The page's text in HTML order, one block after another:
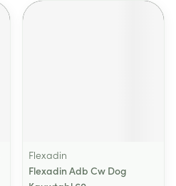
Flexadin
Flexadin Adb Cw Dog